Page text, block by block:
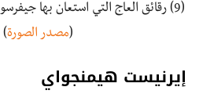
(9) رقائق العاج التي استعان بها
(مصدر الصورة)
إيرنيست هيمنجواي